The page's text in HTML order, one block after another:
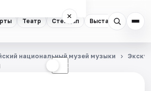
Театр Стендап Выставки
×
☾
национальный музей музыки